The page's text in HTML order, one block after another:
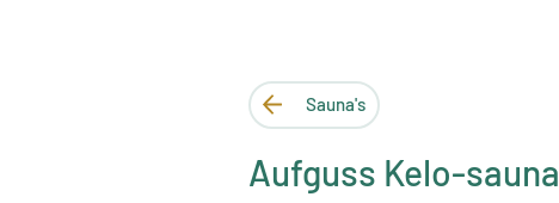
Sauna's
Aufguss Kelo-sauna